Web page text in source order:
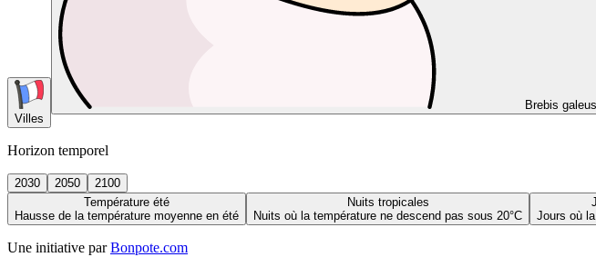
Villes
Brebis
Horizon temporel
2030 2050
2100
Température été
Hausse de la température moyenne en été
Nuits tropicales
Nuits où la température ne descend pas sous 20°C
Jours où
Une initiative par Bonpote.com